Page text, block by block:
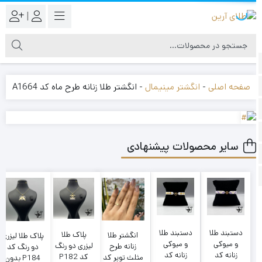
|
صفحه اصلی- انگشتر مینیمال- انگشتر طلا زنانه طرح ماه کد A1664
سایر محصولات پیشنهادی
دستبند طلا
و میوکی
زنانه کد
دستبند طلا
و میوکی
زنانه کد
انگشتر طلا
زنانه طرح
مثلث توپر کد
پلاک طلا
لیزری دو رنگ
کد P182
پلاک طلا لیزری
دو رنگ کد
P184 بدون